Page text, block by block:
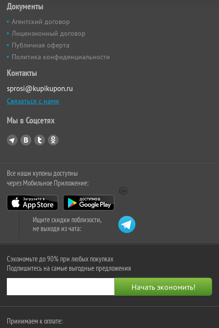
Документы
Агентский договор
Лицензионный договор
Публичная оферта
Политика конфиденциальности
Контакты
sprosi@kupikupon.ru
Связаться с нами
Мы в Соцсетях
Все наши купоны доступны
через Мобильное Приложение:
Ищите скидки поблизости,
не выходя из чата:
Сэкономьте до 90% при любых покупках
Подпишитесь на самые выгодные предложения
Принимаем к оплате: